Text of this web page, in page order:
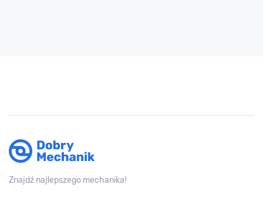
Znajdź najlepszego mechanika!